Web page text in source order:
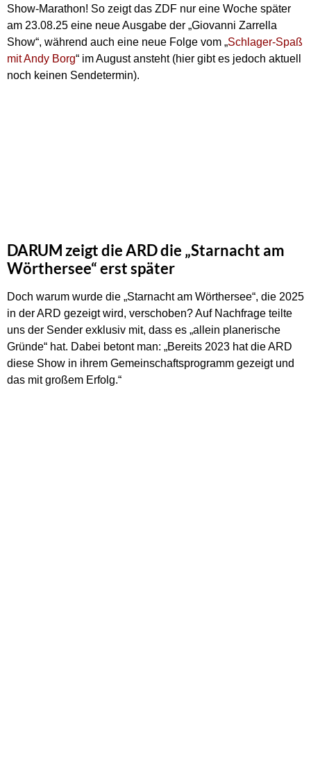
Show-Marathon! So zeigt das ZDF nur eine Woche später
am 23.08.25 eine neue Ausgabe der „Giovanni Zarrella
Show“, während auch eine neue Folge vom „Schlager-Spaß
mit Andy Borg“ im August ansteht (hier gibt es jedoch aktuell
noch keinen Sendetermin).
DARUM zeigt die ARD die „Starnacht am
Wörthersee“ erst später
Doch warum wurde die „Starnacht am Wörthersee“, die 2025
in der ARD gezeigt wird, verschoben? Auf Nachfrage teilte
uns der Sender exklusiv mit, dass es „allein planerische
Gründe“ hat. Dabei betont man: „Bereits 2023 hat die ARD
diese Show in ihrem Gemeinschaftsprogramm gezeigt und
das mit großem Erfolg.“